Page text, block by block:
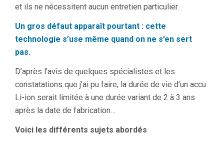
et ils ne nécessitent aucun entretien particulier.
Un gros défaut apparaît pourtant : cette
technologie s’use même quand on ne s’en sert
pas.
D’après l’avis de quelques spécialistes et les
constatations que j’ai pu faire, la durée de vie d’un accu
Li-ion serait limitée à une durée variant de 2 à 3 ans
après la date de fabrication…
Voici les différents sujets abordés